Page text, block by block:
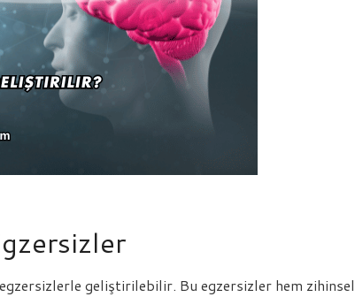
geliştirilebilir. Bu egzersizler hem zihinsel